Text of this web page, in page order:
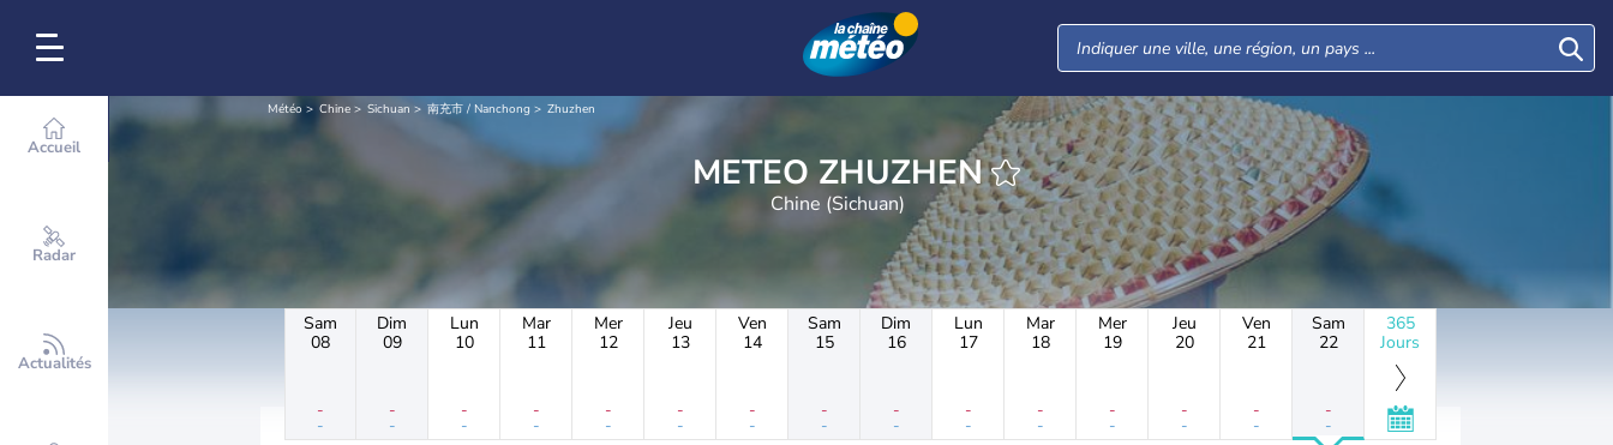
Accueil
Radar
Actualités
Météo Chine Sichuan 南充市 / Nanchong Zhuzhen
METEO ZHUZHEN
Chine (Sichuan)
Sam
08
-
-
Dim
09
-
-
Lun
10
-
-
Mar
11
-
-
Mer
12
-
-
Jeu
13
-
-
Ven
14
-
-
Sam
15
-
-
Dim
16
-
-
Lun
17
-
-
Mar
18
-
-
Mer
19
-
-
Jeu
20
-
-
Ven
21
-
-
Sam
22
-
-
365
Jours